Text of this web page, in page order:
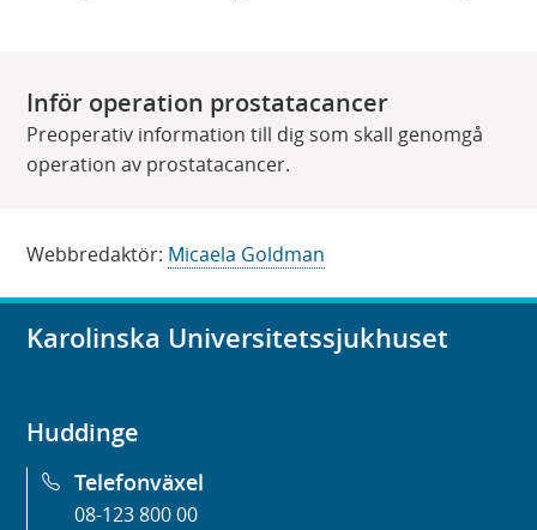
Inför operation prostatacancer
Preoperativ information till dig som skall genomgå
operation av prostatacancer.
Webbredaktör: Micaela Goldman
Karolinska Universitetssjukhuset
Huddinge
Telefonväxel
08-123 800 00